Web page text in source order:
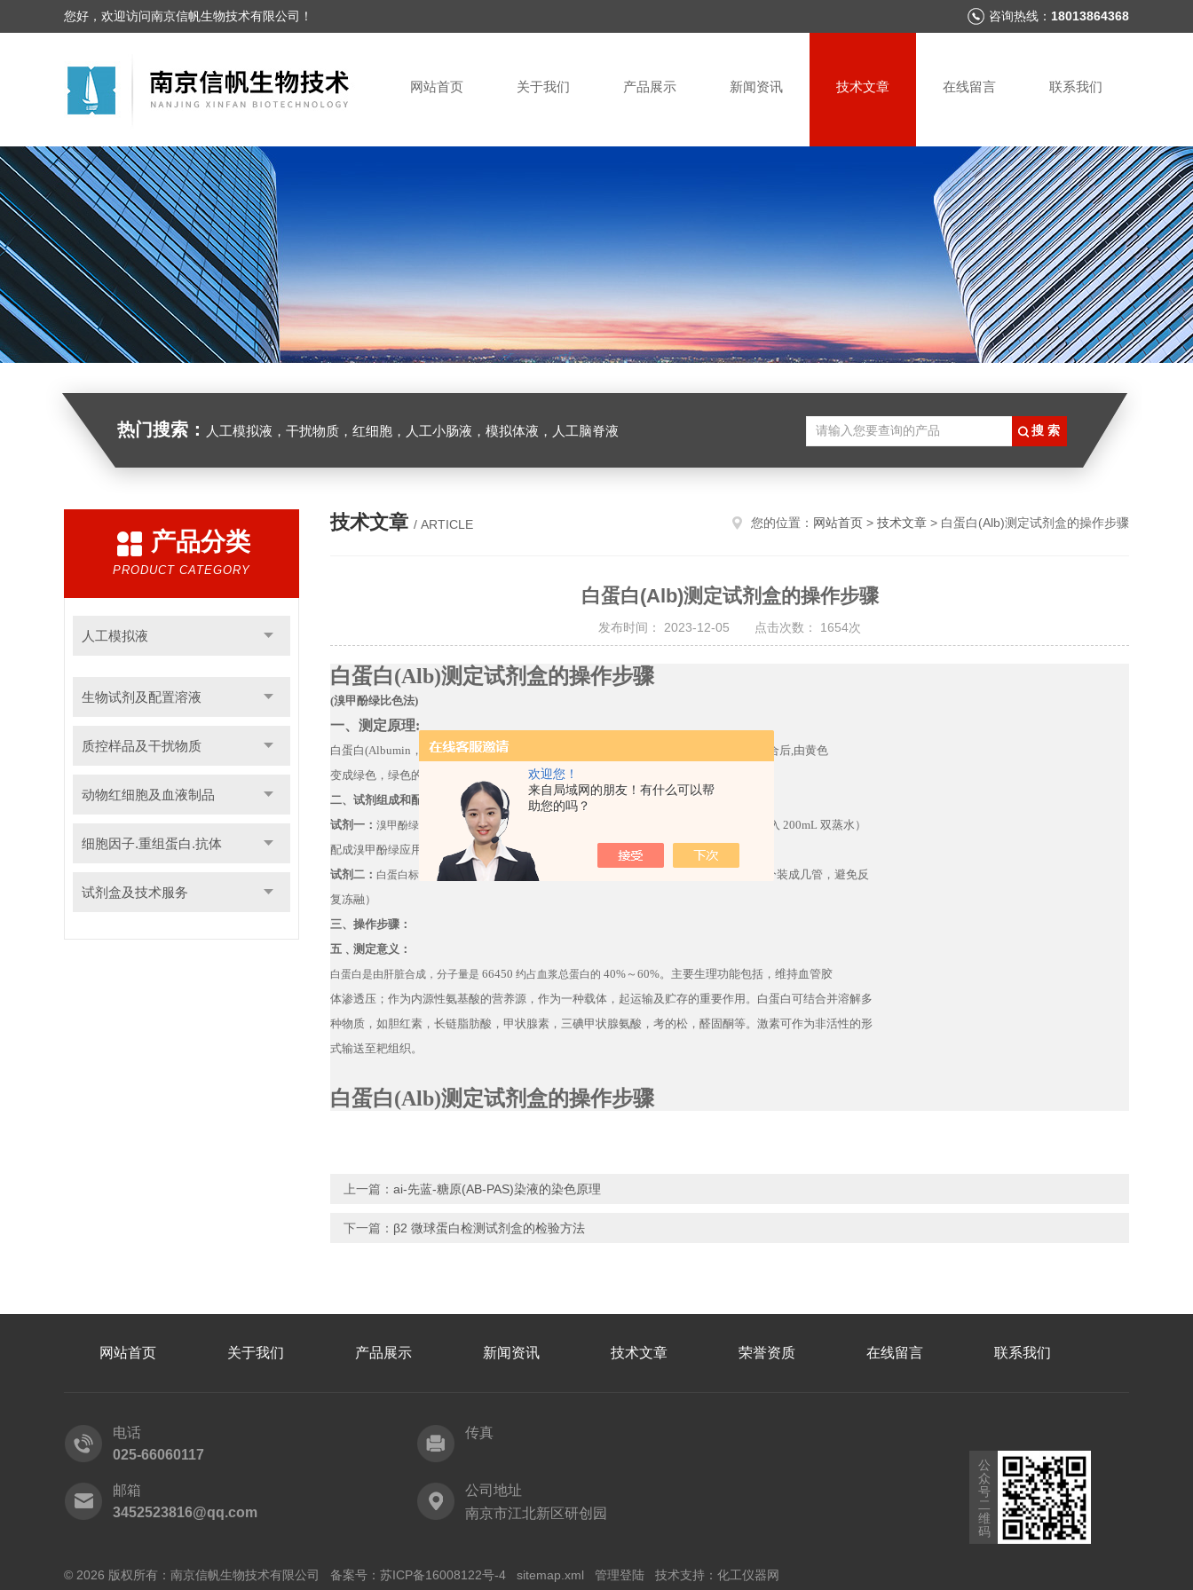
欢迎您！
来自局域网的朋友！有什么可以帮
助您的吗？
您好，欢迎访问南京信帆生物技术有限公司！ 咨询热线： 18013864368
网站首页 关于我们 产品展示 新闻资讯 技术文章 在线留言 联系我们
热门搜索： 人工模拟液，干扰物质，红细胞，人工小肠液，模拟体液，人工脑脊液
产品分类
PRODUCT CATEGORY
人工模拟液
生物试剂及配置溶液
质控样品及干扰物质
动物红细胞及血液制品
细胞因子.重组蛋白.抗体
试剂盒及技术服务
技术文章 / ARTICLE 您的位置： 网站首页 > 技术文章 > 白蛋白(Alb)测定试剂盒的操作步骤
白蛋白(Alb)测定试剂盒的操作步骤
发布时间： 2023-12-05 点击次数： 1654次
白蛋白(Alb)测定试剂盒的操作步骤
(溴甲酚绿比色法)
一、测定原理:
白蛋白(Albumin ， Alb)具有与阴离子染料结合的特性，在 溴甲酚绿与白蛋白结合后,由黄色
变成绿色，绿色的深浅与白蛋白浓度成正比。
二、试剂组成和配制：（
100 管/96样）
试剂一： 溴甲酚绿贮备液 50mL×1瓶， 加入 200mL 双蒸水）
配成溴甲酚绿应用液。
试剂二： 白蛋白标准品 0.3mL×1 支 浓度见标签
℃保存。（如分几次测定，可将其分装成几管，避免反
复冻融）
三、操作步骤：
五﹑测定意义：
白蛋白是由肝脏合成，分子量是 66450 约占血浆总蛋白的 40% ～ 60%。主要生理功能包括，维持血管胶
体渗透压；作为内源性氨基酸的营养源，作为一种载体，起运输及贮存的重要作用。白蛋白可结合并溶解多
种物质，如胆红素，长链脂肪酸，甲状腺素，三碘甲状腺氨酸，考的松，醛固酮等。激素可作为非活性的形
式输送至耙组织。
白蛋白(Alb)测定试剂盒的操作步骤
上一篇： ai-先蓝-糖原(AB-PAS)染液的染色原理
下一篇： β2 微球蛋白检测试剂盒的检验方法
网站首页 关于我们 产品展示 新闻资讯 技术文章 荣誉资质 在线留言 联系我们
电话
025-66060117
传真
邮箱
3452523816@qq.com
公司地址
南京市江北新区研创园
© 2026 版权所有：南京信帆生物技术有限公司 备案号： 苏ICP备16008122号-4 sitemap.xml 管理登陆 技术支持： 化工仪器网
公
众
号
二
维
码